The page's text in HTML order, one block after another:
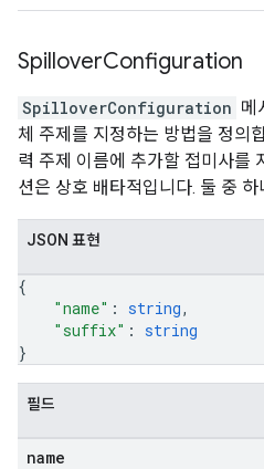
SpilloverConfiguration
SpilloverConfiguration 메
체 주제를 지정하는 방법을 정의
력 주제 이름에 추가할 접미사를
션은 상호 배타적입니다. 둘 중
JSON 표현
{
"name" : string,
"suffix" : string
}
필드
name